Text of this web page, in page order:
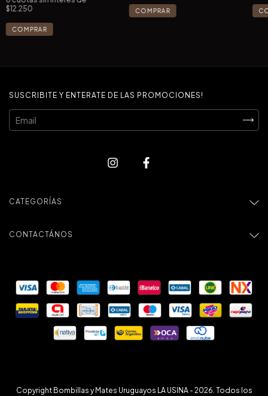
$12.250
COMPRAR
SUSCRIBITE Y ENTERATE DE LAS PROMOCIONES!
CATEGORÍAS
CONTACTÁNOS
Copyright Bombillas y Mates Uruguayos LA USINA - 2026. Todos los